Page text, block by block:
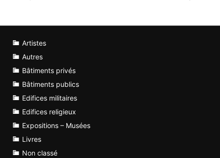
Artistes
Autres
Bâtiments privés
Bâtiments publics
Edifices militaires
Edifices religieux
Expositions – Musées
Livres
Non classé